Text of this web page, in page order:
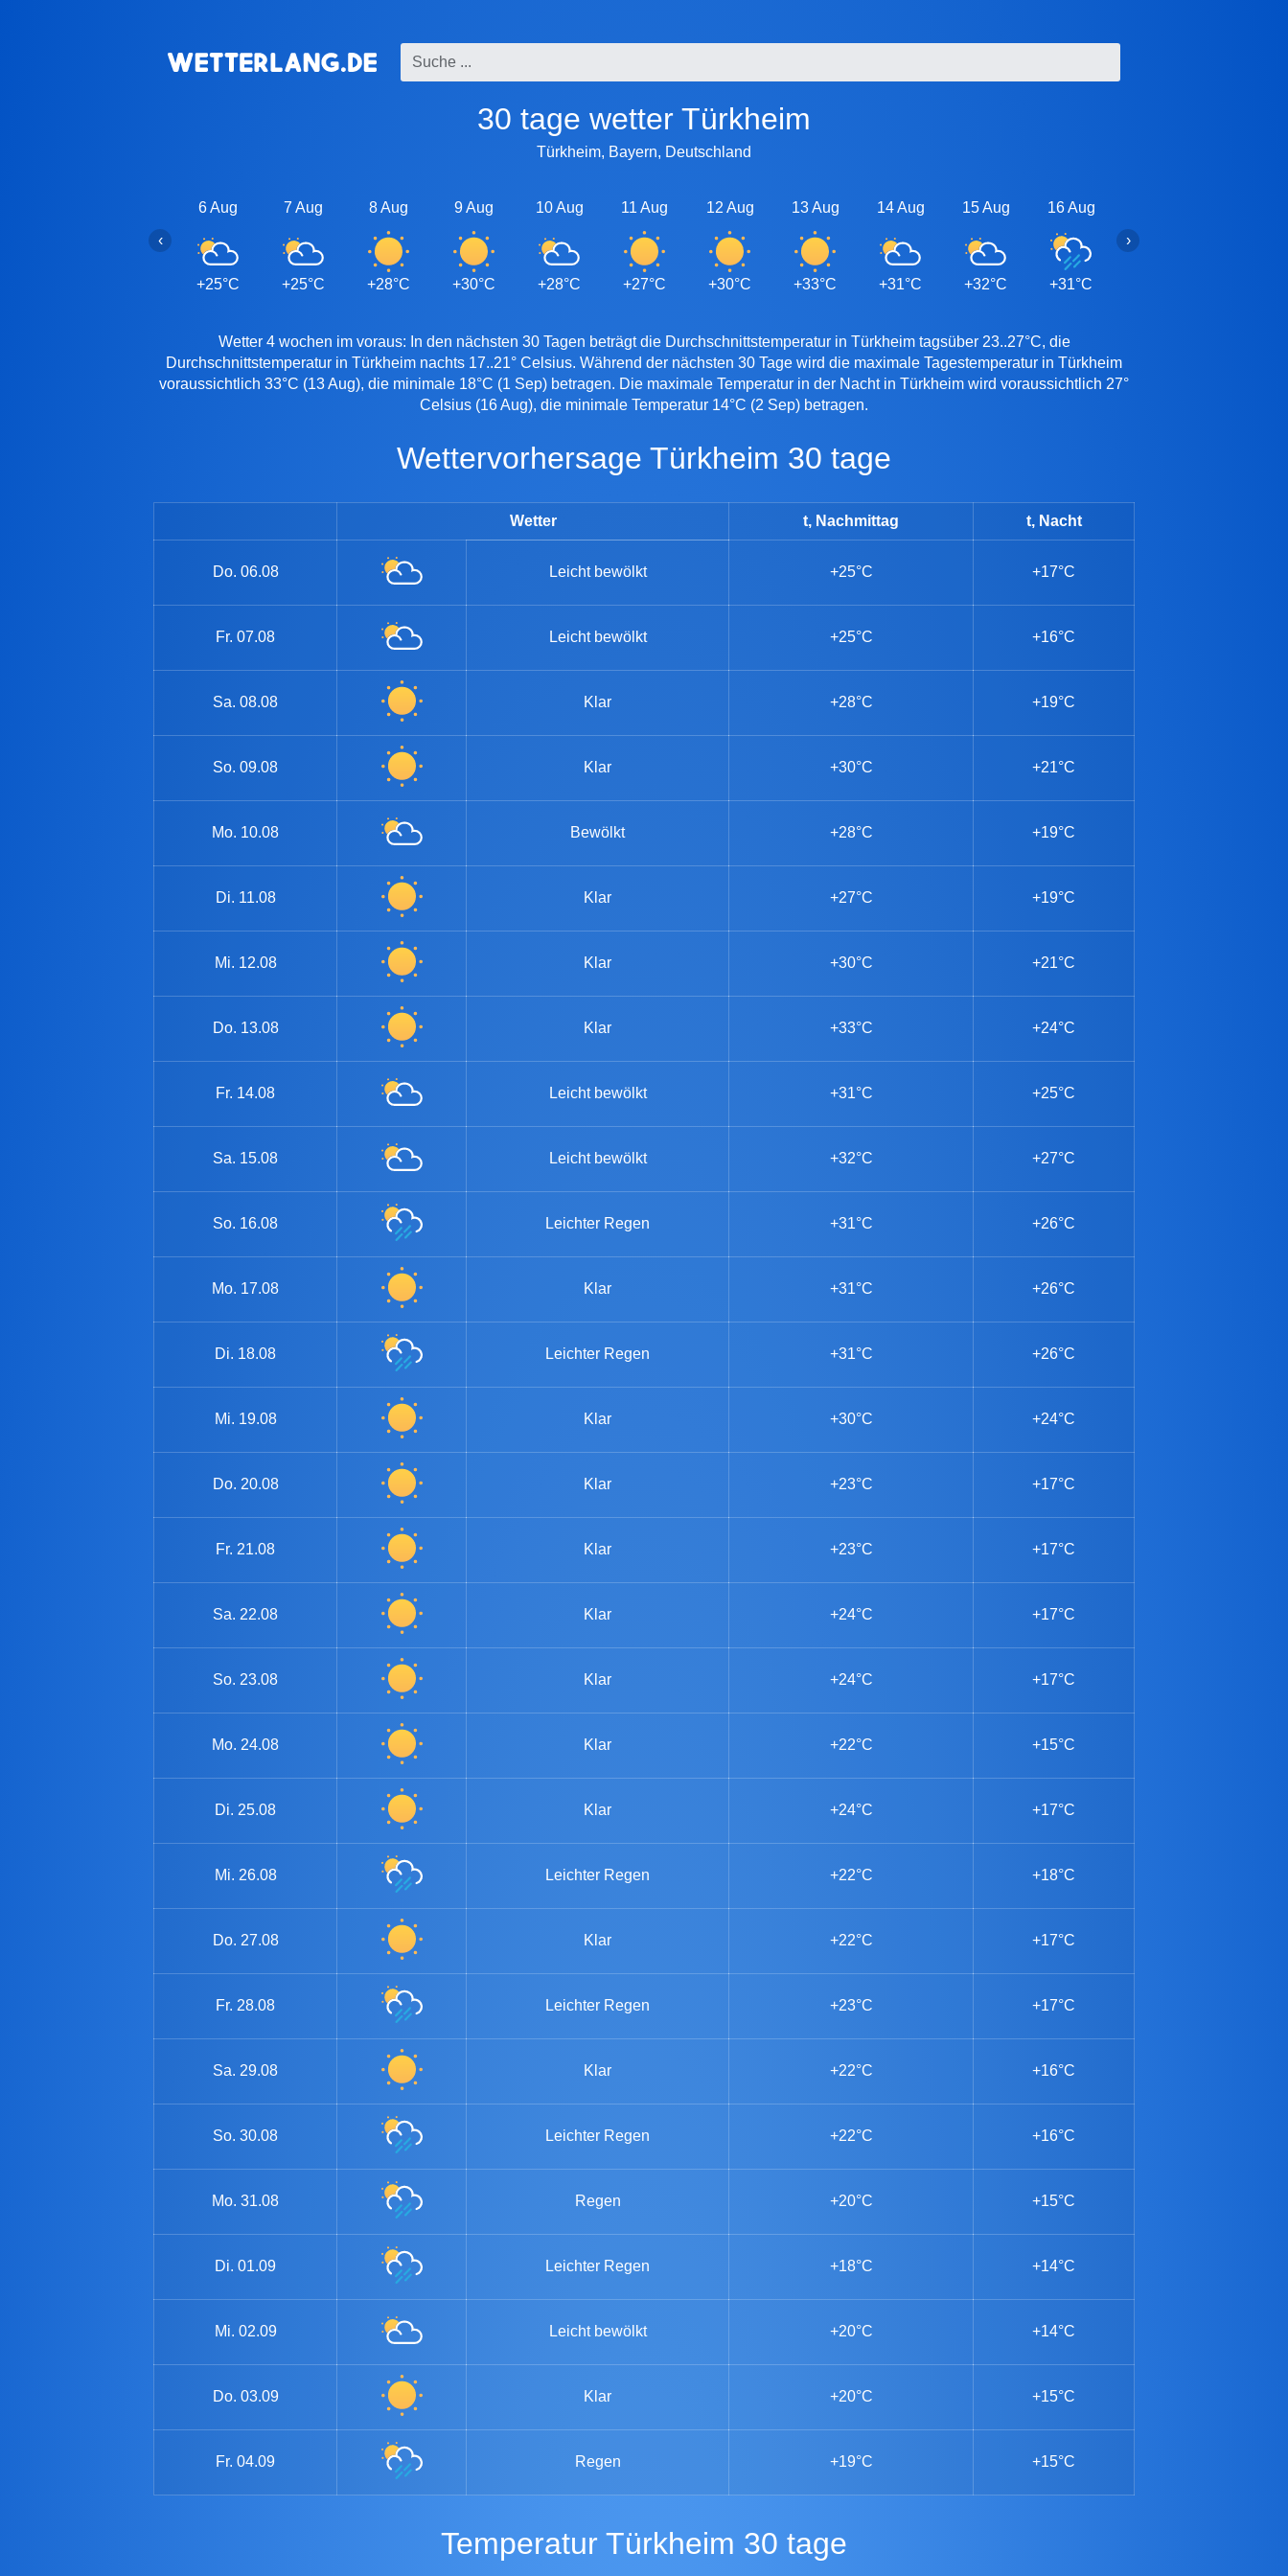
30 tage wetter Türkheim
Türkheim, Bayern, Deutschland
6 Aug
+25°C
7 Aug
+25°C
8 Aug
+28°C
9 Aug
+30°C
10 Aug
+28°C
11 Aug
+27°C
12 Aug
+30°C
13 Aug
+33°C
14 Aug
+31°C
15 Aug
+32°C
16 Aug
+31°C
‹ ›
Wetter 4 wochen im voraus: In den nächsten 30 Tagen beträgt die Durchschnittstemperatur in Türkheim tagsüber 23..27°C, die
Durchschnittstemperatur in Türkheim nachts 17..21° Celsius. Während der nächsten 30 Tage wird die maximale Tagestemperatur in Türkheim
voraussichtlich 33°C (13 Aug), die minimale 18°C (1 Sep) betragen. Die maximale Temperatur in der Nacht in Türkheim wird voraussichtlich 27°
Celsius (16 Aug), die minimale Temperatur 14°C (2 Sep) betragen.
Wettervorhersage Türkheim 30 tage
Wetter t, Nachmittag t, Nacht
Do. 06.08 Leicht bewölkt +25°C +17°C
Fr. 07.08 Leicht bewölkt +25°C +16°C
Sa. 08.08 Klar +28°C +19°C
So. 09.08 Klar +30°C +21°C
Mo. 10.08 Bewölkt +28°C +19°C
Di. 11.08 Klar +27°C +19°C
Mi. 12.08 Klar +30°C +21°C
Do. 13.08 Klar +33°C +24°C
Fr. 14.08 Leicht bewölkt +31°C +25°C
Sa. 15.08 Leicht bewölkt +32°C +27°C
So. 16.08 Leichter Regen +31°C +26°C
Mo. 17.08 Klar +31°C +26°C
Di. 18.08 Leichter Regen +31°C +26°C
Mi. 19.08 Klar +30°C +24°C
Do. 20.08 Klar +23°C +17°C
Fr. 21.08 Klar +23°C +17°C
Sa. 22.08 Klar +24°C +17°C
So. 23.08 Klar +24°C +17°C
Mo. 24.08 Klar +22°C +15°C
Di. 25.08 Klar +24°C +17°C
Mi. 26.08 Leichter Regen +22°C +18°C
Do. 27.08 Klar +22°C +17°C
Fr. 28.08 Leichter Regen +23°C +17°C
Sa. 29.08 Klar +22°C +16°C
So. 30.08 Leichter Regen +22°C +16°C
Mo. 31.08 Regen +20°C +15°C
Di. 01.09 Leichter Regen +18°C +14°C
Mi. 02.09 Leicht bewölkt +20°C +14°C
Do. 03.09 Klar +20°C +15°C
Fr. 04.09 Regen +19°C +15°C
Temperatur Türkheim 30 tage